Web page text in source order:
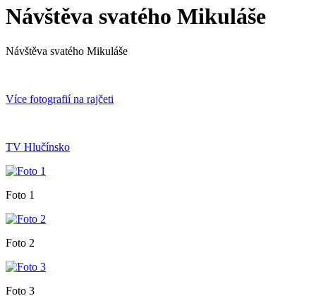
Návštěva svatého Mikuláše
Návštěva svatého Mikuláše
Více fotografií na rajčeti
TV Hlučínsko
Foto 1
Foto 2
Foto 3